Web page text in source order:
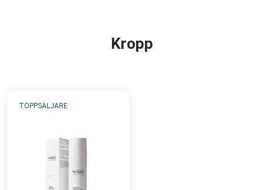
Kropp
TOPPSÄLJARE